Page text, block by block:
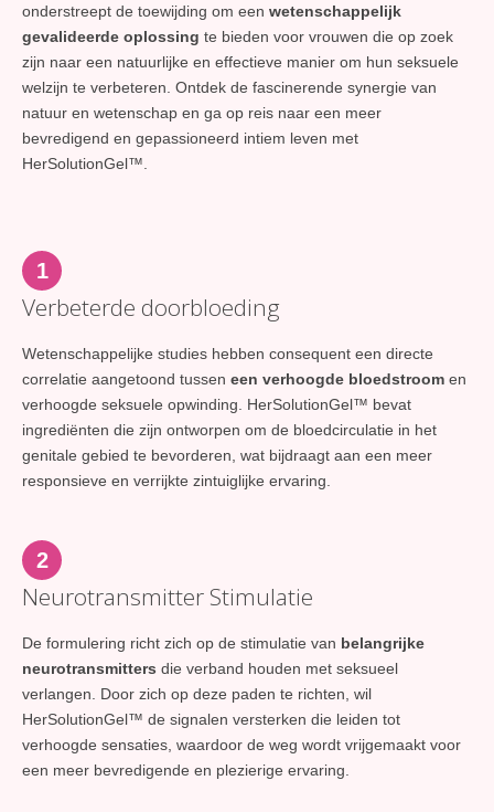
onderstreept de toewijding om een wetenschappelijk
gevalideerde oplossing te bieden voor vrouwen die op zoek
zijn naar een natuurlijke en effectieve manier om hun seksuele
welzijn te verbeteren. Ontdek de fascinerende synergie van
natuur en wetenschap en ga op reis naar een meer
bevredigend en gepassioneerd intiem leven met
HerSolutionGel™.
1
Verbeterde doorbloeding
Wetenschappelijke studies hebben consequent een directe
correlatie aangetoond tussen een verhoogde bloedstroom en
verhoogde seksuele opwinding. HerSolutionGel™ bevat
ingrediënten die zijn ontworpen om de bloedcirculatie in het
genitale gebied te bevorderen, wat bijdraagt aan een meer
responsieve en verrijkte zintuiglijke ervaring.
2
Neurotransmitter Stimulatie
De formulering richt zich op de stimulatie van belangrijke
neurotransmitters die verband houden met seksueel
verlangen. Door zich op deze paden te richten, wil
HerSolutionGel™ de signalen versterken die leiden tot
verhoogde sensaties, waardoor de weg wordt vrijgemaakt voor
een meer bevredigende en plezierige ervaring.